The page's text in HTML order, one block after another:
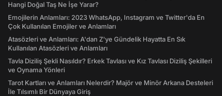
Hangi Doğal Taş Ne İşe Yarar?
Emojilerin Anlamları: 2023 WhatsApp, Instagram ve Twitter'da En
Çok Kullanılan Emojiler ve Anlamları
Atasözleri ve Anlamları: A'dan Z'ye Gündelik Hayatta En Sık
Kullanılan Atasözleri ve Anlamları
Tavla Diziliş Şekli Nasıldır? Erkek Tavlası ve Kız Tavlası Diziliş Şekilleri
ve Oynama Yönleri
Tarot Kartları ve Anlamları Nelerdir? Majör ve Minör Arkana Desteleri
İle Tılsımlı Bir Dünyaya Giriş